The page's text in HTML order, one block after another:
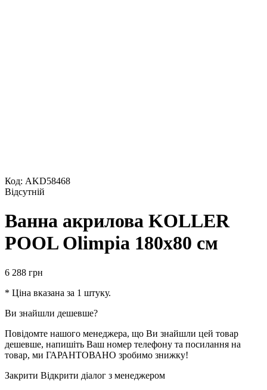
Код: AKD58468
Відсутній
Ванна акрилова KOLLER
POOL Olimpia 180х80 см
6 288 грн
* Ціна вказана за 1 штуку.
Ви знайшли дешевше?
Повідомте нашого менеджера, що Ви знайшли цей товар
дешевше, напишіть Ваш номер телефону та посилання на
товар, ми ГАРАНТОВАНО зробимо знижку!
Закрити Відкрити діалог з менеджером